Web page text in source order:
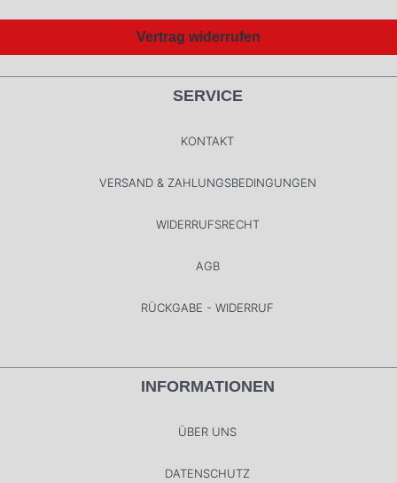
Vertrag widerrufen
SERVICE
KONTAKT
VERSAND & ZAHLUNGSBEDINGUNGEN
WIDERRUFSRECHT
AGB
RÜCKGABE - WIDERRUF
INFORMATIONEN
ÜBER UNS
DATENSCHUTZ